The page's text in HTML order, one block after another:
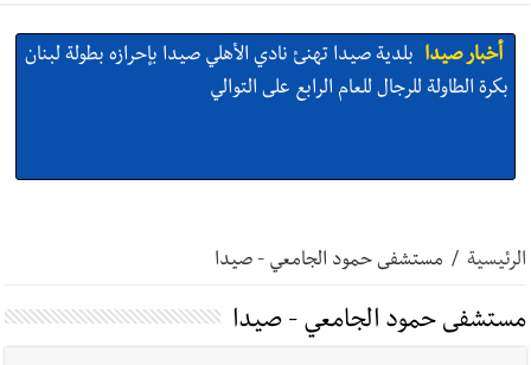
أخبار صيدا بلدية صيدا تهنئ نادي الأهلي صيدا بإحرازه بطولة لبنان
بكرة الطاولة للرجال للعام الرابع على التوالي
بالصور: رئيسا بلديتي صيدا وصور يشاركان في ورشة
الرئيسية / مستشفى حمود الجامعي - صيدا
مستشفى حمود الجامعي - صيدا